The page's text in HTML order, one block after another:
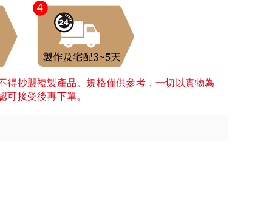
抄襲複製產品。規格僅供參考，一切以實物為
接受後再下單。